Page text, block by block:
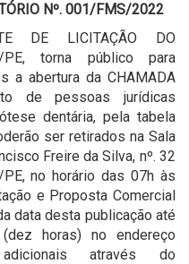
Nº. 001/FMS/2022
DE LICITAÇÃO DO
PE, torna público para
a abertura da CHAMADA
de pessoas jurídicas
dentária, pela tabela
ser retirados na Sala
Freire da Silva, nº. 32
no horário das 07h às
e Proposta Comercial
data desta publicação até
horas) no endereço
adicionais através do